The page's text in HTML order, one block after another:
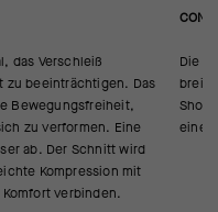
das Verschleiß
zu beeinträchtigen. Das
Bewegungsfreiheit,
zu verformen. Eine
ab. Der Schnitt wird
Kompression mit
verbinden.
Die
eine